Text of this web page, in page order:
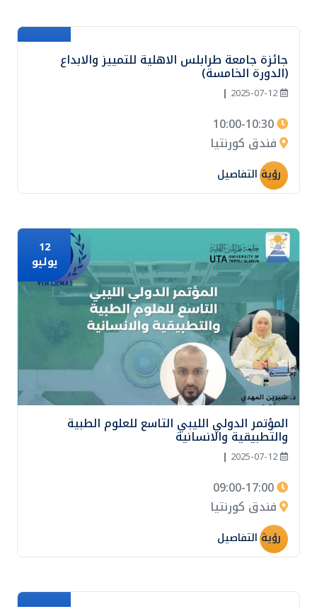
12
جائزة جامعة طرابلس الاهلية للتمييز والابداع
(الدورة الخامسة)
2025-07-12
|
10:00-10:30
فندق كورنتيا
رؤية التفاصيل
12
يوليو
المؤتمر الدولي الليبي التاسع للعلوم الطبية
والتطبيقية والانسانية
2025-07-12
|
09:00-17:00
فندق كورنتيا
رؤية التفاصيل